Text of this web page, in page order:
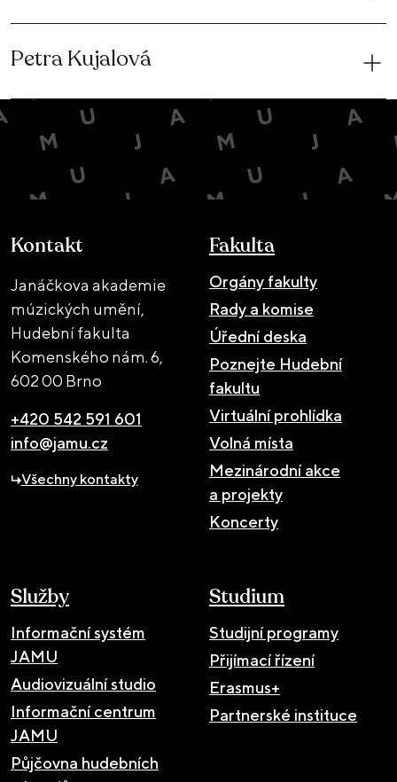
Petra Kujalová
Kontakt
Janáčkova akademie
múzických umění,
Hudební fakulta
Komenského nám. 6,
602 00 Brno
+420 542 591 601
info@jamu.cz
Všechny kontakty
Fakulta
Orgány fakulty
Rady a komise
Úřední deska
Poznejte Hudební
fakultu
Virtuální prohlídka
Volná místa
Mezinárodní akce
a projekty
Koncerty
Služby
Informační systém
JAMU
Audiovizuální studio
Informační centrum
JAMU
Půjčovna hudebních
Studium
Studijní programy
Přijímací řízení
Erasmus+
Partnerské instituce